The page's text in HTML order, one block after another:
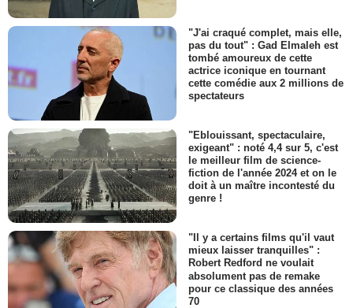
"J'ai craqué complet, mais elle,
pas du tout" : Gad Elmaleh est
tombé amoureux de cette
actrice iconique en tournant
cette comédie aux 2 millions de
spectateurs
"Eblouissant, spectaculaire,
exigeant" : noté 4,4 sur 5, c'est
le meilleur film de science-
fiction de l'année 2024 et on le
doit à un maître incontesté du
genre !
"Il y a certains films qu'il vaut
mieux laisser tranquilles" :
Robert Redford ne voulait
absolument pas de remake
pour ce classique des années
70